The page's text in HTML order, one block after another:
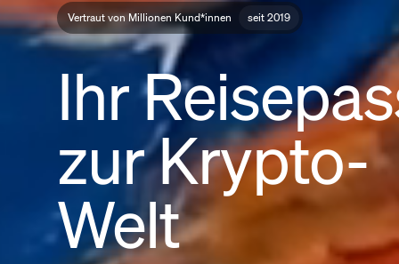
Vertraut von Millionen Kund*innen seit 2019
Ihr
zur Krypto-
Welt